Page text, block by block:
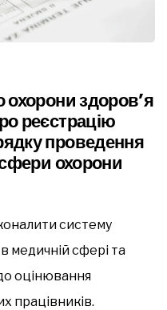
охорони здоров’я
реєстрацію
проведення
сфери охорони
систему
медичній сфері та
оцінювання
працівників.